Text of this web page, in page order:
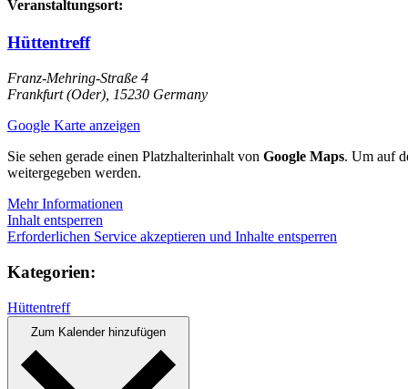
Veranstaltungsort:
Hüttentreff
Franz-Mehring-Straße 4
Frankfurt (Oder) 15230 Germany
Google Karte anzeigen
Sie sehen gerade einen Platzhalterinhalt von Google Maps. Um auf
weitergegeben werden.
Mehr Informationen
Inhalt entsperren
Erforderlichen Service akzeptieren und Inhalte entsperren
Kategorien:
Hüttentreff